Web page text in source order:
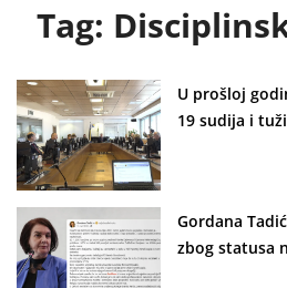
Tag:
U prošloj
19 sudija i
Gordana
zbog statusa